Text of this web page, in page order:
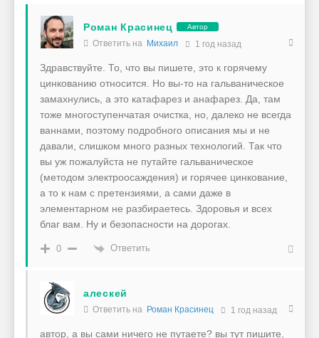
Роман Красинец Автор
Ответить на Михаил 1 год назад
Здравствуйте. То, что вы пишете, это к горячему
цинкованию относится. Но вы-то на гальваническое
замахнулись, а это катафарез и анафарез. Да, там
тоже многоступенчатая очистка, но, далеко не всегда
ваннами, поэтому подробного описания мы и не
давали, слишком много разных технологий. Так что
вы уж пожалуйста не путайте гальваническое
(методом электроосаждения) и горячее цинкование,
а то к нам с претензиями, а сами даже в
элементарном не разбираетесь. Здоровья и всех
благ вам. Ну и безопасности на дорогах.
0 Ответить
алескей
Ответить на Роман Красинец 1 год назад
автор, а вы сами ничего не путаете? вы тут пишите,